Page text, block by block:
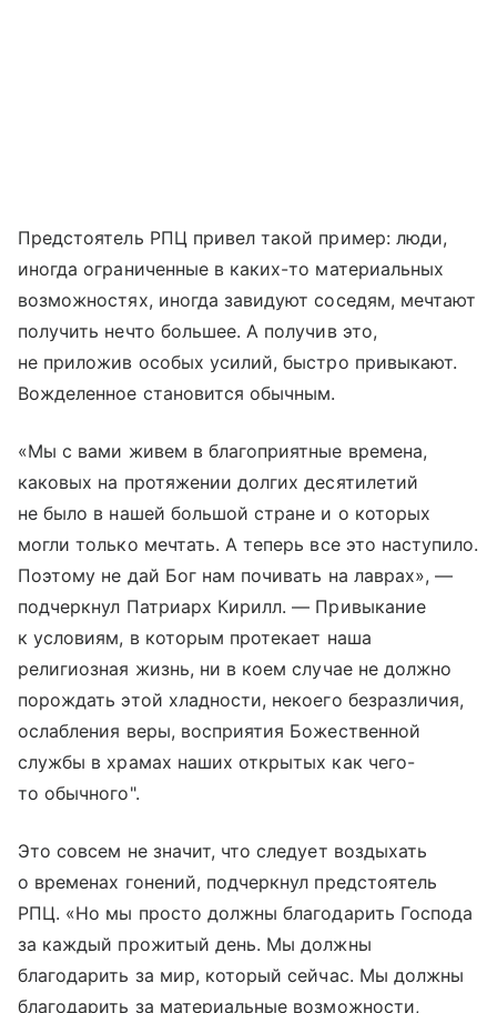
Предстоятель РПЦ привел такой пример: люди,
иногда ограниченные в каких-то материальных
возможностях, иногда завидуют соседям, мечтают
получить нечто большее. А получив это,
не приложив особых усилий, быстро привыкают.
Вожделенное становится обычным.
«Мы с вами живем в благоприятные времена,
каковых на протяжении долгих десятилетий
не было в нашей большой стране и о которых
могли только мечтать. А теперь все это наступило.
Поэтому не дай Бог нам почивать на лаврах», —
подчеркнул Патриарх Кирилл. — Привыкание
к условиям, в которым протекает наша
религиозная жизнь, ни в коем случае не должно
порождать этой хладности, некоего безразличия,
ослабления веры, восприятия Божественной
службы в храмах наших открытых как чего-
то обычного".
Это совсем не значит, что следует воздыхать
о временах гонений, подчеркнул предстоятель
РПЦ. «Но мы просто должны благодарить Господа
за каждый прожитый день. Мы должны
благодарить за мир, который сейчас. Мы должны
благодарить за материальные возможности,